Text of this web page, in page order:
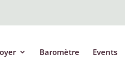
Baromètre Events